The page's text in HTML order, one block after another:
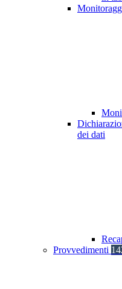
dei dati
Provvedimenti